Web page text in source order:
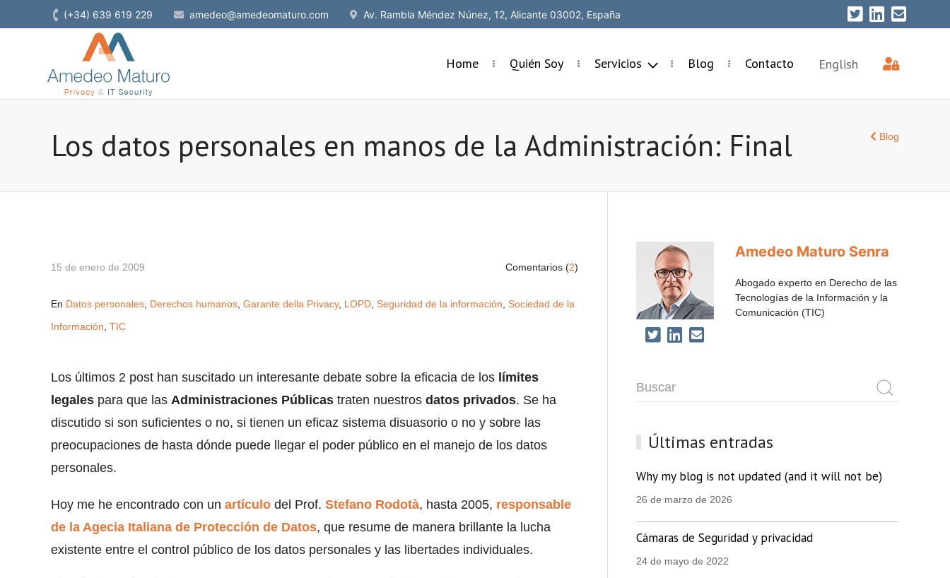
(+34) 639 619 229 amedeo@amedeomaturo.com Av. Rambla Méndez Núnez, 12, Alicante 03002, España
Home Quién Soy Servicios Blog Contacto English
Los datos personales en manos de la Administración: Final Blog
15 de enero de 2009 Comentarios (2)
En Datos personales Derechos humanos Garante della Privacy, LOPD Seguridad de la información Sociedad de la
Información TIC
Los últimos 2 post han suscitado un interesante debate sobre la eficacia de los límites
legales para que las Administraciones Públicas traten nuestros datos privados. Se ha
discutido si son suficientes o no, si tienen un eficaz sistema disuasorio o no y sobre las
preocupaciones de hasta dónde puede llegar el poder público en el manejo de los datos
personales.
Hoy me he encontrado con un artículo del Prof. Stefano Rodotà, hasta 2005, responsable
de la Agecia Italiana de Protección de Datos, que resume de manera brillante la lucha
existente entre el control público de los datos personales y las libertades individuales.
Amedeo Maturo Senra
Abogado experto en Derecho de las
Tecnologías de la Información y la
Comunicación (TIC)
Últimas entradas
Why my blog is not updated (and it will not be)
26 de marzo de 2026
Cámaras de Seguridad y privacidad
24 de mayo de 2022